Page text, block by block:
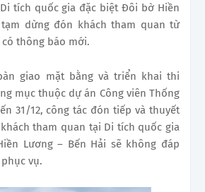
tích quốc gia đặc biệt Đôi bờ Hiền
dừng đón khách tham quan từ
thông báo mới.
giao mặt bằng và triển khai thi
mục thuộc dự án Công viên Thống
31/12, công tác đón tiếp và thuyết
tham quan tại Di tích quốc gia
Lương – Bến Hải sẽ không đáp
vụ.